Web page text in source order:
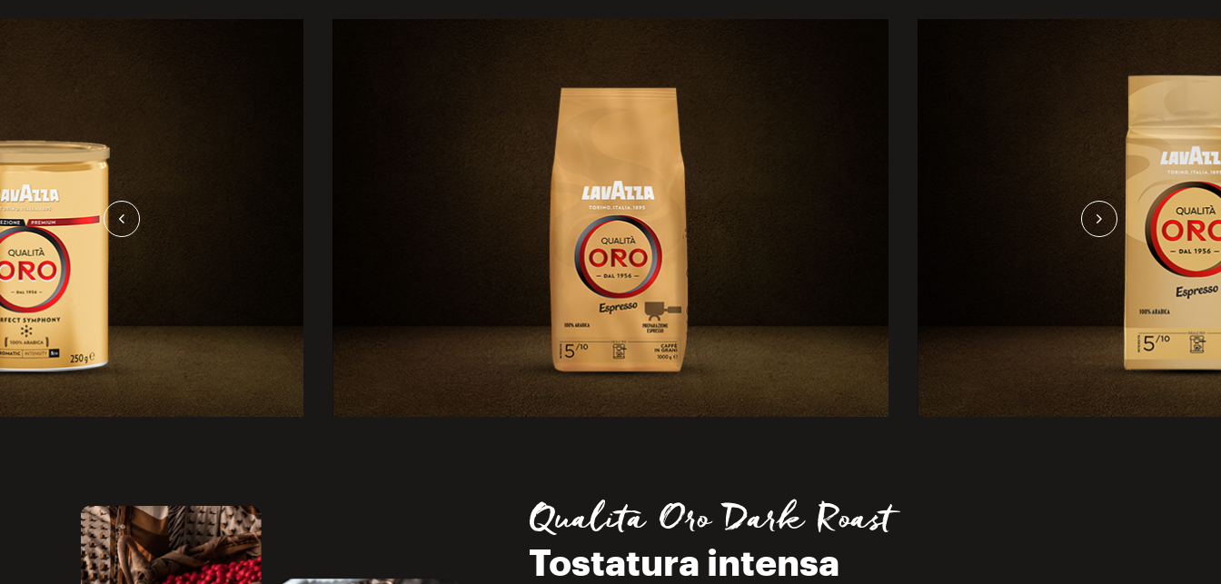
Qualità Oro Dark Roast
Tostatura intensa